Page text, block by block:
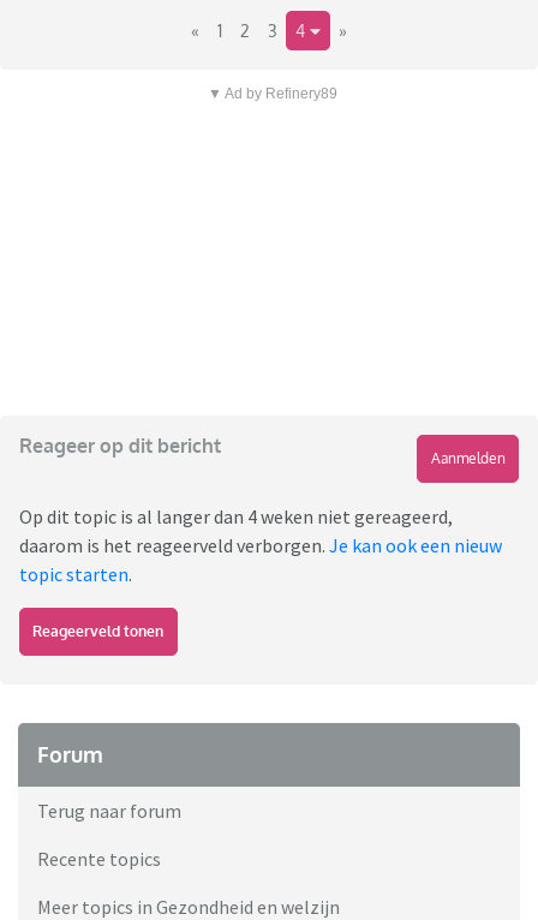
« 1 2 3 4 »
▼ Ad by Refinery89
Reageer op dit bericht
Aanmelden
Op dit topic is al langer dan 4 weken niet gereageerd,
daarom is het reageerveld verborgen. Je kan ook een nieuw
topic starten.
Reageerveld tonen
Forum
Terug naar forum
Recente topics
Meer topics in Gezondheid en welzijn